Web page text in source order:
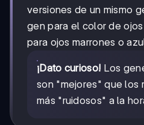
versiones de un mismo
gen para el color de
para ojos marrones o
¡Dato curioso! Los
son "mejores" que los
más "ruidosos" a la